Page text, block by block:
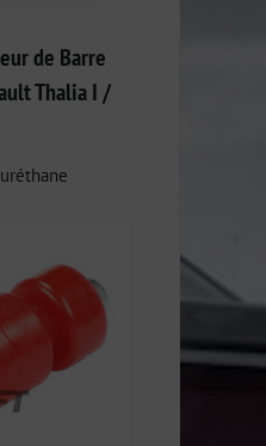
de Barre
Thalia I /